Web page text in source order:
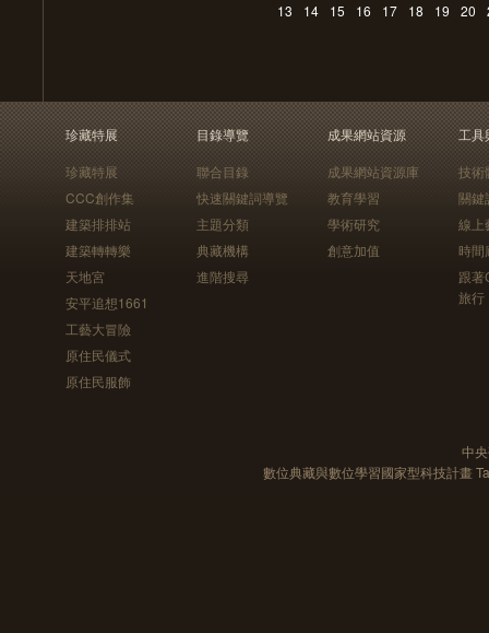
13 14 15 16 17 18 19 20
珍藏特展
珍藏特展
CCC創作集
建築排排站
建築轉轉樂
天地宮
安平追想1661
工藝大冒險
原住民儀式
原住民服飾
目錄導覽
聯合目錄
快速關鍵詞導覽
主題分類
典藏機構
進階搜尋
成果網站資源
成果網站資源庫
教育學習
學術研究
創意加值
工具
技術
關鍵
線上
時間
跟
旅行
中
數位典藏與數位學習國家型科技計畫